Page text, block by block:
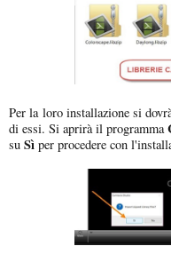
Per la loro installazione si
di essi. Si aprirà il programma
su Sì per procedere con